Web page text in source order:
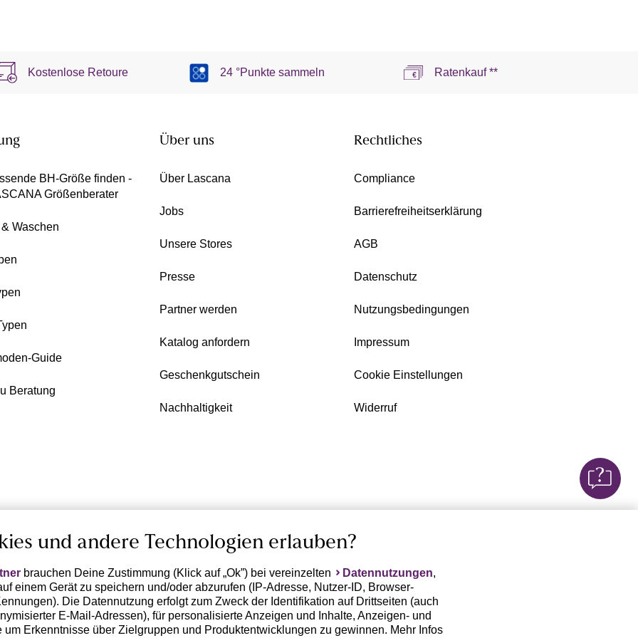
Kostenlose Retoure 24 °Punkte sammeln Ratenkauf **
BH-Größe finden -
Größenberater
Waschen
Guide
Beratung
Über uns
Über Lascana
Jobs
Unsere Stores
Presse
Partner werden
Katalog anfordern
Geschenkgutschein
Nachhaltigkeit
Rechtliches
Compliance
Barrierefreiheitserklärung
AGB
Datenschutz
Nutzungsbedingungen
Impressum
Cookie Einstellungen
Widerruf
und andere Technologien erlauben?
brauchen Deine Zustimmung (Klick auf „Ok”) bei vereinzelten Datennutzungen,
einem Gerät zu speichern und/oder abzurufen (IP-Adresse, Nutzer-ID, Browser-
Die Datennutzung erfolgt zum Zweck der Identifikation auf Drittseiten (auch
E-Mail-Adressen), für personalisierte Anzeigen und Inhalte, Anzeigen- und
Erkenntnisse über Zielgruppen und Produktentwicklungen zu gewinnen. Mehr Infos